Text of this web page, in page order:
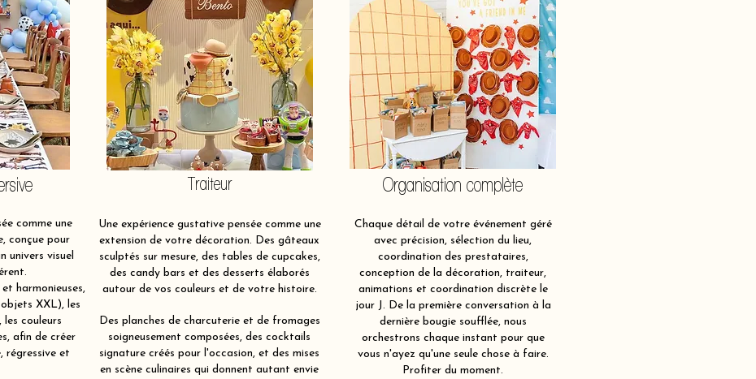
comme une
conçue pour
univers visuel
harmonieuses,
XXL), les
couleurs
afin de créer
régressive et
Traiteur
Une expérience gustative pensée comme une
extension de votre décoration. Des gâteaux
sculptés sur mesure, des tables de cupcakes,
des candy bars et des desserts élaborés
autour de vos couleurs et de votre histoire.
Des planches de charcuterie et de fromages
soigneusement composées, des cocktails
signature créés pour l'occasion, et des mises
en scène culinaires qui donnent autant envie
Organisation complète
Chaque détail de votre événement géré
avec précision, sélection du lieu,
coordination des prestataires,
conception de la décoration, traiteur,
animations et coordination discrète le
jour J. De la première conversation à la
dernière bougie soufflée, nous
orchestrons chaque instant pour que
vous n'ayez qu'une seule chose à faire.
Profiter du moment.